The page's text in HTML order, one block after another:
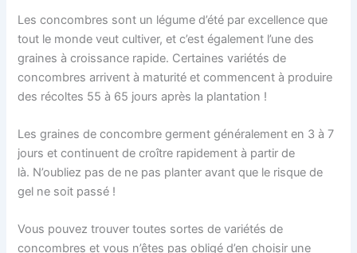
Les concombres sont un légume d’été par excellence que
tout le monde veut cultiver, et c’est également l’une des
graines à croissance rapide. Certaines variétés de
concombres arrivent à maturité et commencent à produire
des récoltes 55 à 65 jours après la plantation !
Les graines de concombre germent généralement en 3 à 7
jours et continuent de croître rapidement à partir de
là. N’oubliez pas de ne pas planter avant que le risque de
gel ne soit passé !
Vous pouvez trouver toutes sortes de variétés de
concombres et vous n’êtes pas obligé d’en choisir une